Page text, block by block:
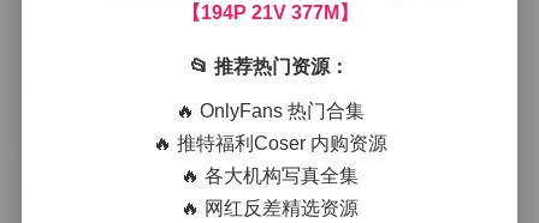
印被潮水轻轻抹去，留下短暂却温柔的痕迹。镜头往往
眼神中那份淡淡的思念。
视频片段则更加动感，海浪的节奏与她的步伐相互交
织。有时她会在礁石上做简单的伸展动作，肢体线条在
阳光下显得格分酥软；有时则是坐在沙滩垫上，手里拿
着一本薄薄的画册，翻页的声音与海风混合成一种轻柔
的背景音。光线在这些片段里变化丰富，清晨的薄雾给
【194P 21V 377M】
📂 推荐热门资源：
🔥 OnlyFans 热门合集
🔥 推特福利Coser 内购资源
🔥 各大机构写真全集
🔥 网红反差精选资源